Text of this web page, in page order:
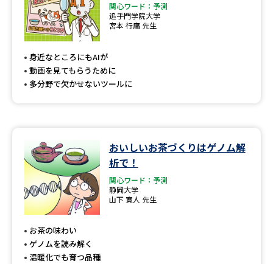
大学研究
大学で学べる内容や特徴を調べる
データサイエンス特集 奨学金・特待生制度特集
デジタルパンフレット 進路の３択
新学年スタート号特集ページ
（高3生用）
SELFBRAND特集ページ
関心ワード：予測
追手門学院大学
宮本 行庸 先生
身近なところにもAIが
動画を見てもらうために
多分野で欠かせないツールに
おいしいお茶づくりはゲノム解
析で！
関心ワード：予測
静岡大学
山下 寛人 先生
お茶の味わい
ゲノムを読み解く
温暖化でも育つ品種